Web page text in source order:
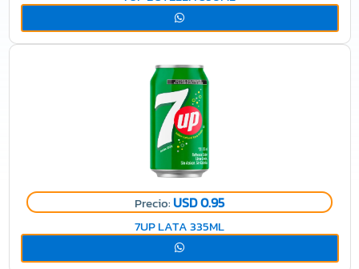
Precio: USD 0.95
7UP LATA 335ML